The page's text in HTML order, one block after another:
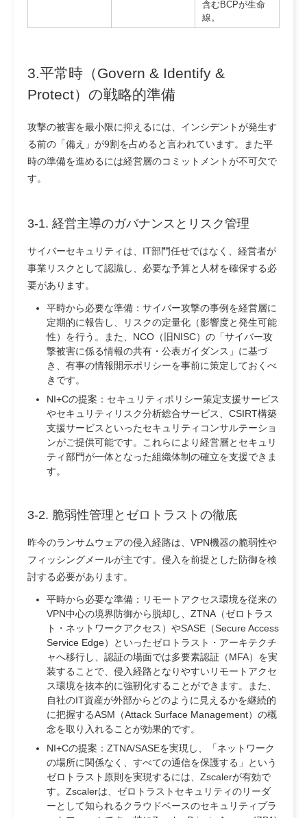
含むBCPが生命
線。
3.平常時（Govern & Identify &
Protect）の戦略的準備
攻撃の被害を最小限に抑えるには、インシデントが発生す
る前の「備え」が9割を占めると言われています。また平
時の準備を進めるには経営層のコミットメントが不可欠で
す。
3-1. 経営主導のガバナンスとリスク管理
サイバーセキュリティは、IT部門任せではなく、経営者が
事業リスクとして認識し、必要な予算と人材を確保する必
要があります。
平時から必要な準備： サイバー攻撃の事例を経営層に
定期的に報告し、リスクの定量化（影響度と発生可能
性）を行う。また、NCO（旧NISC）の「サイバー攻
撃被害に係る情報の共有・公表ガイダンス」に基づ
き、有事の情報開示ポリシーを事前に策定しておくべ
きです。
NI+Cの提案： セキュリティポリシー策定支援サービス
やセキュリティリスク分析総合サービス、CSIRT構築
支援サービスといったセキュリティコンサルテーショ
ンがご提供可能です。これらにより経営層とセキュリ
ティ部門が一体となった組織体制の確立を支援できま
す。
3-2. 脆弱性管理とゼロトラストの徹底
昨今のランサムウェアの侵入経路は、VPN機器の脆弱性や
フィッシングメールが主です。侵入を前提とした防御を検
討する必要があります。
平時から必要な準備： リモートアクセス環境を従来の
VPN中心の境界防御から脱却し、ZTNA（ゼロトラス
ト・ネットワークアクセス）やSASE（Secure Access
Service Edge）といったゼロトラスト・アーキテクチ
ャへ移行し、認証の場面では多要素認証（MFA）を実
装することで、侵入経路となりやすいリモートアクセ
ス環境を抜本的に強靭化することができます。また、
自社のIT資産が外部からどのように見えるかを継続的
に把握するASM（Attack Surface Management）の概
念を取り入れることが効果的です。
NI+Cの提案： ZTNA/SASEを実現し、「ネットワーク
の場所に関係なく、すべての通信を保護する」という
ゼロトラスト原則を実現するには、Zscalerが有効で
す。Zscalerは、ゼロトラストセキュリティのリーダ
ーとして知られるクラウドベースのセキュリティプラ